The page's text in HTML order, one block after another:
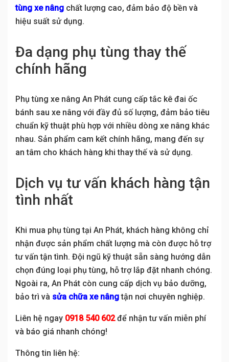
tùng xe nâng chất lượng cao, đảm bảo độ bền và
hiệu suất sử dụng.
Đa dạng phụ tùng thay thế
chính hãng
Phụ tùng xe nâng An Phát cung cấp tắc kê đai ốc
bánh sau xe nâng với đầy đủ số lượng, đảm bảo tiêu
chuẩn kỹ thuật phù hợp với nhiều dòng xe nâng khác
nhau. Sản phẩm cam kết chính hãng, mang đến sự
an tâm cho khách hàng khi thay thế và sử dụng.
Dịch vụ tư vấn khách hàng tận
tình nhất
Khi mua phụ tùng tại An Phát, khách hàng không chỉ
nhận được sản phẩm chất lượng mà còn được hỗ trợ
tư vấn tận tình. Đội ngũ kỹ thuật sẵn sàng hướng dẫn
chọn đúng loại phụ tùng, hỗ trợ lắp đặt nhanh chóng.
Ngoài ra, An Phát còn cung cấp dịch vụ bảo dưỡng,
bảo trì và sửa chữa xe nângtận nơi chuyên nghiệp.
Liên hệ ngay 0918 540 602để nhận tư vấn miễn phí
và báo giá nhanh chóng!
Thông tin liên hệ: